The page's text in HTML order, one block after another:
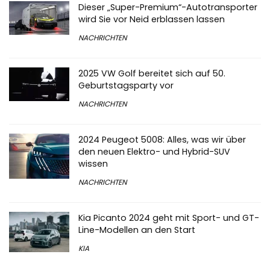
Dieser „Super-Premium“-Autotransporter
wird Sie vor Neid erblassen lassen
NACHRICHTEN
2025 VW Golf bereitet sich auf 50.
Geburtstagsparty vor
NACHRICHTEN
2024 Peugeot 5008: Alles, was wir über
den neuen Elektro- und Hybrid-SUV
wissen
NACHRICHTEN
Kia Picanto 2024 geht mit Sport- und GT-
Line-Modellen an den Start
KIA